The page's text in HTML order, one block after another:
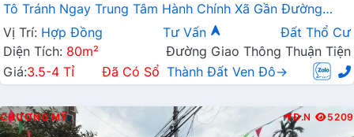
Tô Tránh Ngay Trung Tâm Hành Chính Xã Gần Đường
TL419
Vị Trí: Hợp Đồng Tư Vấn
Đất Thổ Cư
Diện Tích: 80m²
Đường Giao Thông Thuận Tiện
Giá:3.5-4 Tỉ Đã Có Sổ Thành Đất Ven Đô→
CHƯƠNG MỸ Đ.N 5209